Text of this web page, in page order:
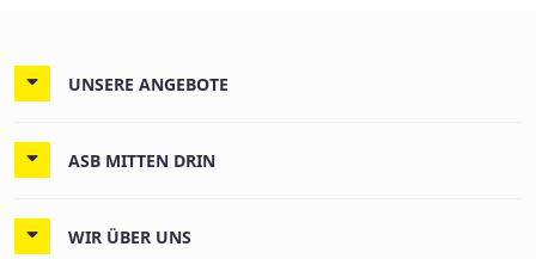
UNSERE ANGEBOTE
ASB MITTEN DRIN
WIR ÜBER UNS